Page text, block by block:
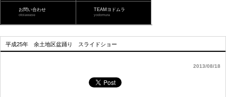
お問い合わせ
otoiawase
TEAMヨドムラ
yodomura
平成25年 余土地区盆踊り スライドショー
2013/08/18